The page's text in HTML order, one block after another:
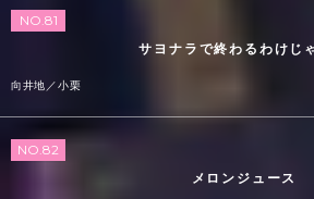
NO.81
サヨナラで終わるわけじ
向井地／小栗
NO.82
メロンジュース